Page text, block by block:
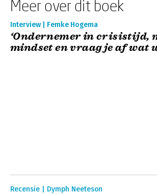
Meer over dit boek
Interview | Femke Hogema
‘Ondernemer in crisistijd,
mindset en vraag je af wat
Recensie | Dymph Neeteson